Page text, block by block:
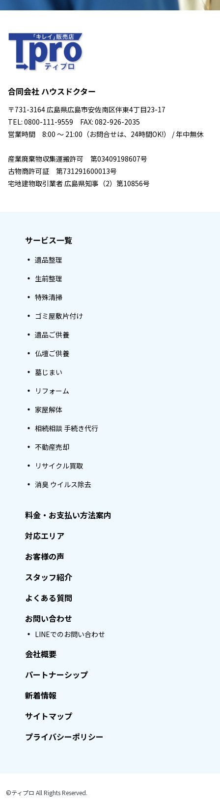
合同会社 ハウスドクター
〒731-3164 広島県広島市安佐南区伴東4丁目23-17
TEL: 0800-111-9559 FAX: 082-926-2035
営業時間 8:00 ～ 21:00（お問合せは、24時間OK!） / 年中無休
産業廃棄物収集運搬許可 第03409198607号
古物商許可証 第731291600013号
宅地建物取引業者 広島県知事（2）第10856号
サービス一覧
遺品整理
生前整理
特殊清掃
ゴミ屋敷片付け
遺品ご供養
仏壇ご供養
墓じまい
リフォーム
家屋解体
相続相談 手続き代行
不動産売却
リサイクル買取
消臭 ウイルス除去
料金・お支払い方法案内
対応エリア
お客様の声
スタッフ紹介
よくある質問
お問い合わせ
LINEでのお問い合わせ
会社概要
パートナーシップ
新着情報
サイトマップ
プライバシーポリシー
©ティプロ All Rights Reserved.